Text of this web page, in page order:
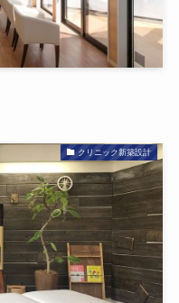
クリニック新築設計